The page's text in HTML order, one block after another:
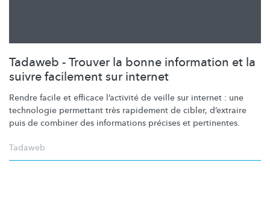
Tadaweb - Trouver la bonne information et la
suivre facilement sur internet
Rendre facile et efficace l’activité de veille sur internet : une
technologie permettant très rapidement de cibler, d’extraire
puis de combiner des informations précises et pertinentes.
Tadaweb